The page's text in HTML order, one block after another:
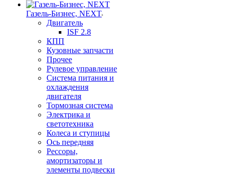
Газель-Бизнес, NEXT
Двигатель
ISF 2.8
КПП
Кузовные запчасти
Прочее
Рулевое управление
Система питания и
охлаждения
двигателя
Тормозная система
Электрика и
светотехника
Колеса и ступицы
Ось передняя
Рессоры,
амортизаторы и
элементы подвески